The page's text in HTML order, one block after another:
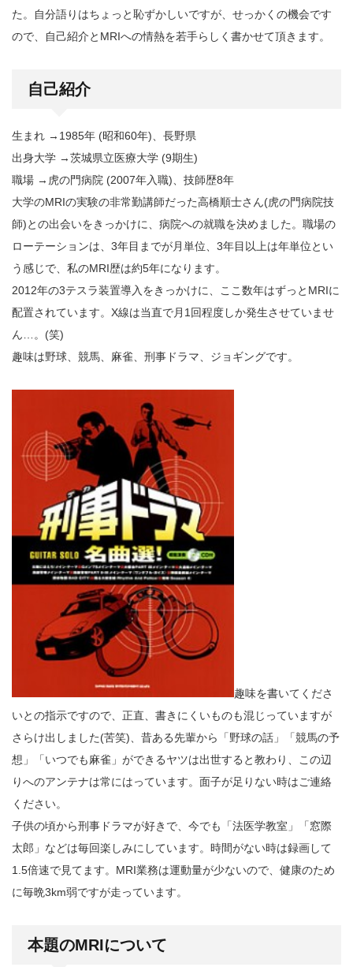
た。自分語りはちょっと恥ずかしいですが、せっかくの機会です
ので、自己紹介とMRIへの情熱を若手らしく書かせて頂きます。
自己紹介
生まれ →1985年 (昭和60年)、長野県
出身大学 →茨城県立医療大学 (9期生)
職場 →虎の門病院 (2007年入職)、技師歴8年
大学のMRIの実験の非常勤講師だった高橋順士さん(虎の門病院技
師)との出会いをきっかけに、病院への就職を決めました。職場の
ローテーションは、3年目までが月単位、3年目以上は年単位とい
う感じで、私のMRI歴は約5年になります。
2012年の3テスラ装置導入をきっかけに、ここ数年はずっとMRIに
配置されています。X線は当直で月1回程度しか発生させていませ
ん…。(笑)
趣味は野球、競馬、麻雀、刑事ドラマ、ジョギングです。
趣味を書いてくださ
いとの指示ですので、正直、書きにくいものも混じっていますが
さらけ出しました(苦笑)、昔ある先輩から「野球の話」「競馬の予
想」「いつでも麻雀」ができるヤツは出世すると教わり、この辺
りへのアンテナは常にはっています。面子が足りない時はご連絡
ください。
子供の頃から刑事ドラマが好きで、今でも「法医学教室」「窓際
太郎」などは毎回楽しみにしています。時間がない時は録画して
1.5倍速で見てます。MRI業務は運動量が少ないので、健康のため
に毎晩3km弱ですが走っています。
本題のMRIについて